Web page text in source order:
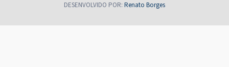
DESENVOLVIDO POR: Renato Borges